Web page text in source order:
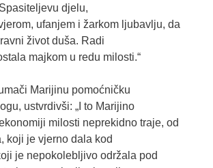
djelu,
ufanjem i žarkom ljubavlju, da
život duša. Radi
majkom u redu milosti.“
Marijinu pomoćničku
ustvrdivši: „I to Marijino
milosti neprekidno traje, od
koji je vjerno dala kod
je nepokolebljivo održala pod